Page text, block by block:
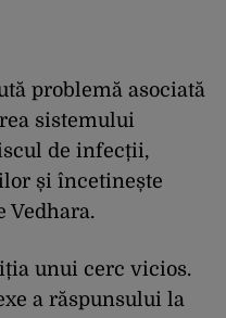
problemă asociată
sistemului
de infecții,
și încetinește
Vedhara.
unui cerc vicios.
a răspunsului la